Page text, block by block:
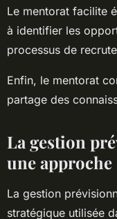
Le mentorat facilite
à identifier les
processus de
Enfin, le mentorat
partage des
La gestion
une
La gestion
stratégique utilisée